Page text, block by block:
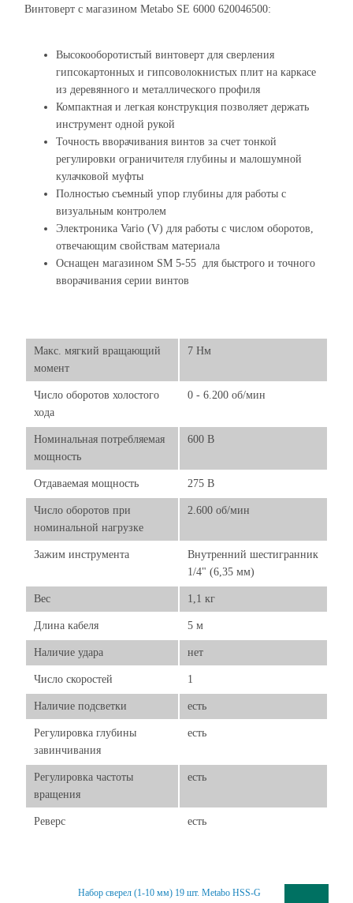
Винтоверт с магазином Metabo SE 6000 620046500:
Высокооборотистый винтоверт для сверления
гипсокартонных и гипсоволокнистых плит на каркасе
из деревянного и металлического профиля
Компактная и легкая конструкция позволяет держать
инструмент одной рукой
Точность вворачивания винтов за счет тонкой
регулировки ограничителя глубины и малошумной
кулачковой муфты
Полностью съемный упор глубины для работы с
визуальным контролем
Электроника Vario (V) для работы с числом оборотов,
отвечающим свойствам материала
Оснащен магазином SM 5-55 для быстрого и точного
вворачивания серии винтов
Макс. мягкий вращающий
момент
7 Нм
Число оборотов холостого
хода
0 - 6.200 об/мин
Номинальная потребляемая
мощность
600 В
Отдаваемая мощность 275 В
Число оборотов при
номинальной нагрузке
2.600 об/мин
Зажим инструмента
Внутренний шестигранник
1/4" (6,35 мм)
Вес 1,1 кг
Длина кабеля 5 м
Наличие удара нет
Число скоростей 1
Наличие подсветки есть
Регулировка глубины
завинчивания
есть
Регулировка частоты
вращения
есть
Реверс есть
Набор сверел (1-10 мм) 19 шт. Metabo HSS-G